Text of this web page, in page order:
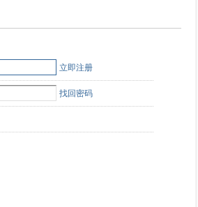
立即注册
找回密码